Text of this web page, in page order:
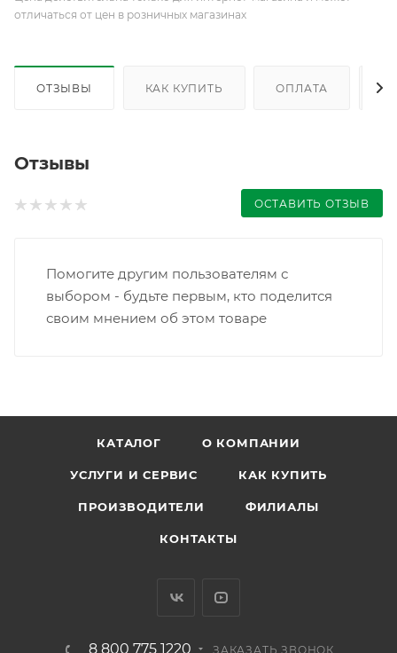
отличаться от цен в розничных магазинах
ОТЗЫВЫ КАК КУПИТЬ ОПЛАТА
Отзывы
ОСТАВИТЬ ОТЗЫВ
Помогите другим пользователям с
выбором - будьте первым, кто поделится
своим мнением об этом товаре
КАТАЛОГ О КОМПАНИИ
УСЛУГИ И СЕРВИС КАК КУПИТЬ
ПРОИЗВОДИТЕЛИ ФИЛИАЛЫ
КОНТАКТЫ
8 800 775 1220 ЗАКАЗАТЬ ЗВОНОК